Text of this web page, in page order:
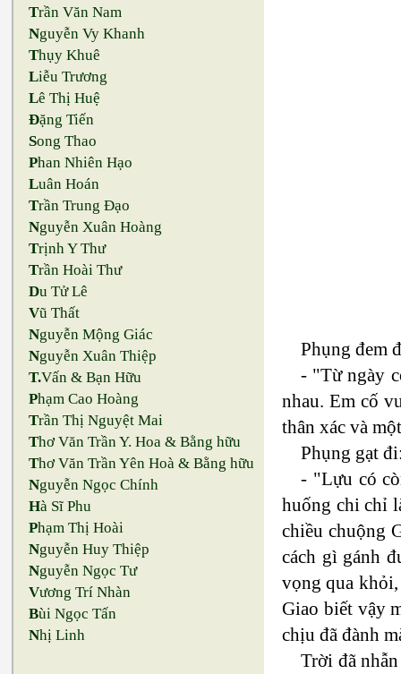
Trần Văn Nam
Nguyễn Vy Khanh
Thụy Khuê
Liễu Trương
Lê Thị Huệ
Đặng Tiến
Song Thao
Phan Nhiên Hạo
Luân Hoán
Trần Trung Đạo
Nguyễn Xuân Hoàng
Trịnh Y Thư
Trần Hoài Thư
Du Tử Lê
Vũ Thất
Nguyễn Mộng Giác
Nguyễn Xuân Thiệp
T.Vấn & Bạn Hữu
Phạm Cao Hoàng
Trần Thị Nguyệt Mai
Thơ Văn Trần Y. Hoa & Bằng hữu
Thơ Văn Trần Yên Hoà & Bằng hữu
Nguyễn Ngọc Chính
Hà Sĩ Phu
Phạm Thị Hoài
Nguyễn Huy Thiệp
Nguyễn Ngọc Tư
Vương Trí Nhàn
Bùi Ngọc Tấn
Nhị Linh
Phụng đem
- "Từ ngày
nhau. Em cố
thân xác và
Phụng gạt
- "Lựu có
huống chi chỉ
chiều chuộng
cách gì gánh
vọng qua
Giao biết vậy
chịu đã đành
Trời đã